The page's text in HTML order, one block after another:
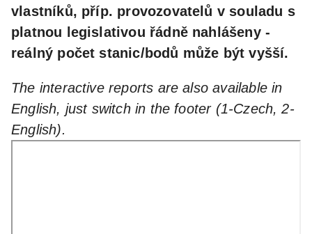
vlastníků, příp. provozovatelů v souladu s
platnou legislativou řádně nahlášeny -
reálný počet stanic/bodů může být vyšší.
The interactive reports are also available in
English, just switch in the footer (1-Czech, 2-
English).